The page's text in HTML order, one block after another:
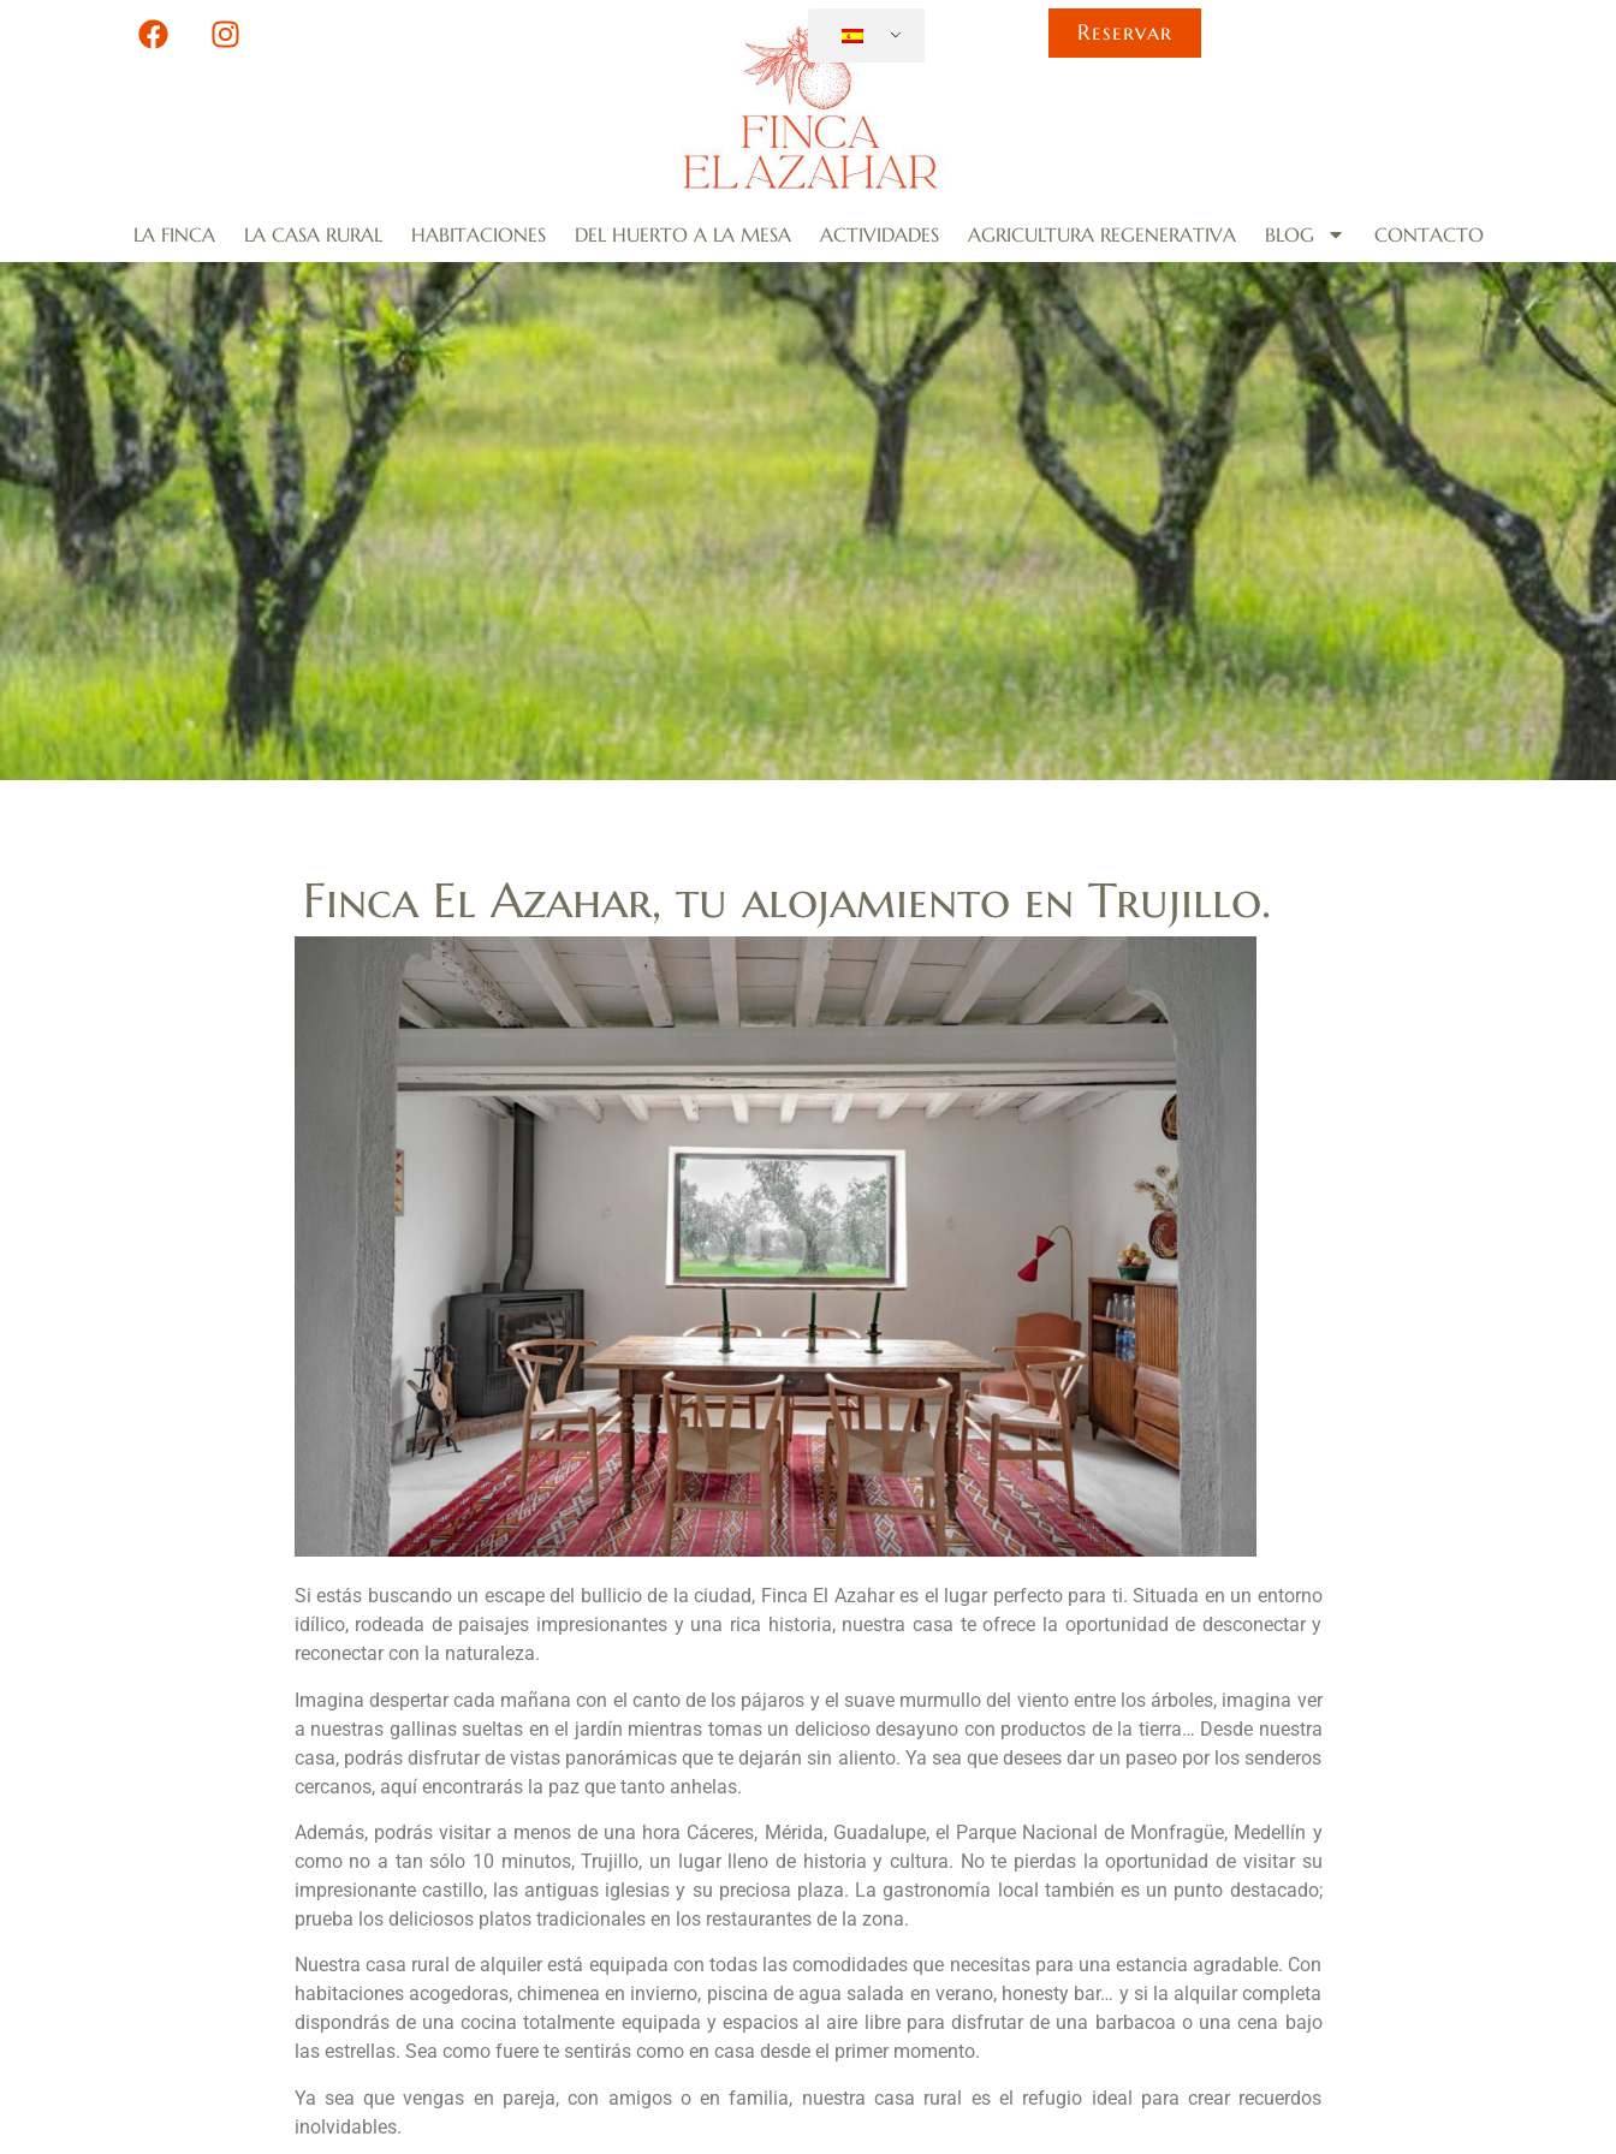
Reservar
LA FINCA LA CASA RURAL HABITACIONES DEL HUERTO A LA MESA ACTIVIDADES AGRICULTURA REGENERATIVA BLOG CONTACTO
Finca El Azahar, tu alojamiento en Trujillo.
Si estás buscando un escape del bullicio de la ciudad, Finca El Azahar es el lugar perfecto para ti. Situada en un entorno
idílico, rodeada de paisajes impresionantes y una rica historia, nuestra casa te ofrece la oportunidad de desconectar y
reconectar con la naturaleza.
Imagina despertar cada mañana con el canto de los pájaros y el suave murmullo del viento entre los árboles, imagina ver
a nuestras gallinas sueltas en el jardín mientras tomas un delicioso desayuno con productos de la tierra… Desde nuestra
casa, podrás disfrutar de vistas panorámicas que te dejarán sin aliento. Ya sea que desees dar un paseo por los senderos
cercanos, aquí encontrarás la paz que tanto anhelas.
Además, podrás visitar a menos de una hora Cáceres, Mérida, Guadalupe, el Parque Nacional de Monfragüe, Medellín y
como no a tan sólo 10 minutos, Trujillo, un lugar lleno de historia y cultura. No te pierdas la oportunidad de visitar su
impresionante castillo, las antiguas iglesias y su preciosa plaza. La gastronomía local también es un punto destacado;
prueba los deliciosos platos tradicionales en los restaurantes de la zona.
Nuestra casa rural de alquiler está equipada con todas las comodidades que necesitas para una estancia agradable. Con
habitaciones acogedoras, chimenea en invierno, piscina de agua salada en verano, honesty bar… y si la alquilar completa
dispondrás de una cocina totalmente equipada y espacios al aire libre para disfrutar de una barbacoa o una cena bajo
las estrellas. Sea como fuere te sentirás como en casa desde el primer momento.
Ya sea que vengas en pareja, con amigos o en familia, nuestra casa rural es el refugio ideal para crear recuerdos
inolvidables.